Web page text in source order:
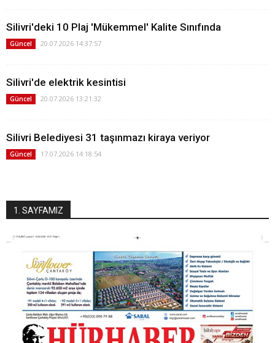
Silivri'deki 10 Plaj 'Mükemmel' Kalite Sınıfında
Güncel 20.07.2026 14:37:57
Silivri'de elektrik kesintisi
Güncel 20.07.2026 13:21:32
Silivri Belediyesi 31 taşınmazı kiraya veriyor
Güncel 17.07.2026 14:18:54
1. SAYFAMIZ